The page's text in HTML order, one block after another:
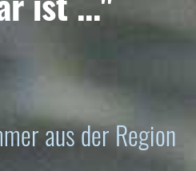
aus der Region